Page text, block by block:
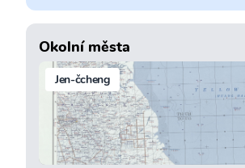
Okolní města
Jen-čcheng